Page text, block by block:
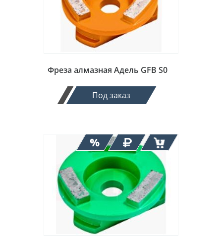
Фреза алмазная Адель GFB S0
Под заказ